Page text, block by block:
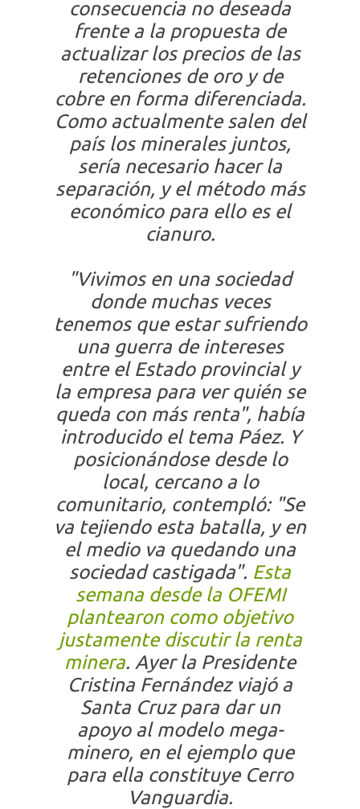
consecuencia no deseada
frente a la propuesta de
actualizar los precios de las
retenciones de oro y de
cobre en forma diferenciada.
Como actualmente salen del
país los minerales juntos,
sería necesario hacer la
separación, y el método más
económico para ello es el
cianuro.
"Vivimos en una sociedad
donde muchas veces
tenemos que estar sufriendo
una guerra de intereses
entre el Estado provincial y
la empresa para ver quién se
queda con más renta", había
introducido el tema Páez. Y
posicionándose desde lo
local, cercano a lo
comunitario, contempló: "Se
va tejiendo esta batalla, y en
el medio va quedando una
sociedad castigada". Esta
semana desde la OFEMI
plantearon como objetivo
justamente discutir la renta
minera. Ayer la Presidente
Cristina Fernández viajó a
Santa Cruz para dar un
apoyo al modelo mega-
minero, en el ejemplo que
para ella constituye Cerro
Vanguardia.